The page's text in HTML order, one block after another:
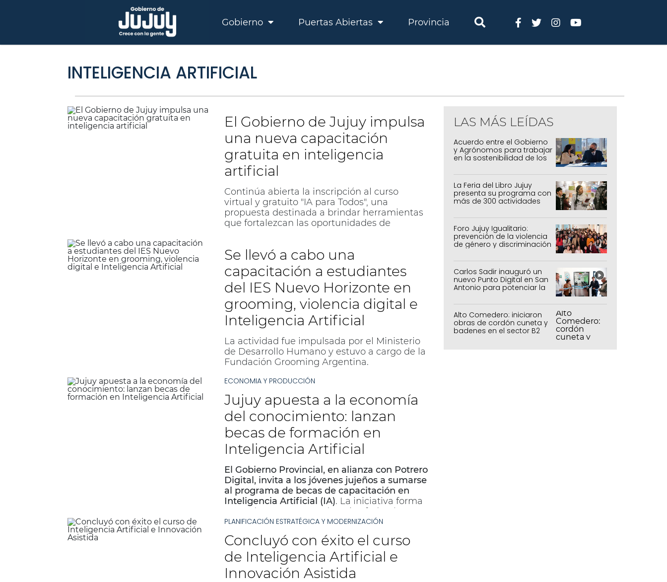
Gobierno Puertas Abiertas Provincia
INTELIGENCIA ARTIFICIAL
El Gobierno de Jujuy impulsa
una nueva capacitación
gratuita en inteligencia
artificial
Continúa abierta la inscripción al curso
virtual y gratuito "IA para Todos", una
propuesta destinada a brindar herramientas
que fortalezcan las oportunidades de
Se llevó a cabo una
capacitación a estudiantes
del IES Nuevo Horizonte en
grooming, violencia digital e
Inteligencia Artificial
La actividad fue impulsada por el Ministerio
de Desarrollo Humano y estuvo a cargo de la
Fundación Grooming Argentina.
ECONOMIA Y PRODUCCIÓN
Jujuy apuesta a la economía
del conocimiento: lanzan
becas de formación en
Inteligencia Artificial
El Gobierno Provincial, en alianza con Potrero
Digital , invita a los jóvenes jujeños a sumarse
al programa de becas de capacitación en
Inteligencia Artificial (IA). La iniciativa forma
parte de un trayecto educativo federal
diseñado para fortalecer el talento joven y
fomentar vocaciones tecnológicas en toda la
región.
PLANIFICACIÓN ESTRATÉGICA Y MODERNIZACIÓN
Concluyó con éxito el curso
de Inteligencia Artificial e
Innovación Asistida
LAS MÁS LEÍDAS
Acuerdo entre el Gobierno
y Agrónomos para trabajar
en la sostenibilidad de los
agrícolas, pecuarios y
forestal
La Feria del Libro Jujuy
presenta su programa con
más de 300 actividades
Foro Jujuy Igualitario:
prevención de la violencia
de género y discriminación
Carlos Sadir inauguró un
nuevo Punto Digital en San
Antonio para potenciar la
inclusión tecnológica
Alto Comedero: iniciaron
obras de cordón cuneta y
badenes en el sector B2